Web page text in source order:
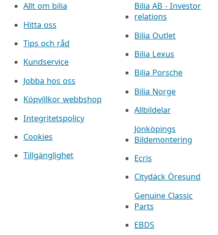
Allt om bilia
Hitta oss
Tips och råd
Kundservice
Jobba hos oss
Köpvillkor webbshop
Integritetspolicy
Cookies
Tillgänglighet
Bilia AB - Investor
relations
Bilia Outlet
Bilia Lexus
Bilia Porsche
Bilia Norge
Allbildelar
Jönköpings
Bildemontering
Ecris
Citydäck Öresund
Genuine Classic
Parts
EBDS